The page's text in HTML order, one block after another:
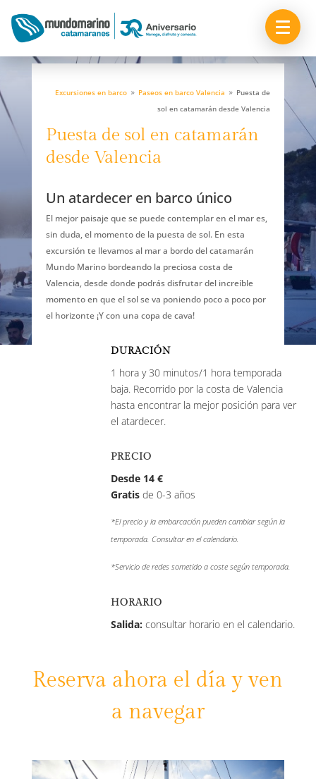
Excursiones en barco 9 Paseos en barco Valencia 9 Puesta de
sol en catamarán desde Valencia
Puesta de sol en catamarán
desde Valencia
Un atardecer en barco único
El mejor paisaje que se puede contemplar en el mar es,
sin duda, el momento de la puesta de sol. En esta
excursión te llevamos al mar a bordo del catamarán
Mundo Marino bordeando la preciosa costa de
Valencia, desde donde podrás disfrutar del increíble
momento en que el sol se va poniendo poco a poco por
el horizonte ¡Y con una copa de cava!
DURACIÓN
1 hora y 30 minutos/1 hora temporada
baja. Recorrido por la costa de Valencia
hasta encontrar la mejor posición para ver
el atardecer.
PRECIO
Desde 14 €
Gratisde 0-3 años
*El precio y la embarcación pueden cambiar según la
temporada. Consultar en el calendario.
*Servicio de redes sometido a coste según temporada.
HORARIO
Salida: consultar horario en el calendario.
Reserva ahora el día y ven
a navegar